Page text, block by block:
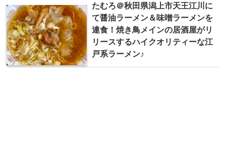
たむろ＠秋田県潟上市天王江川に
て醤油ラーメン＆味噌ラーメンを
連食！焼き鳥メインの居酒屋がリ
リースするハイクオリティーな江
戸系ラーメン♪